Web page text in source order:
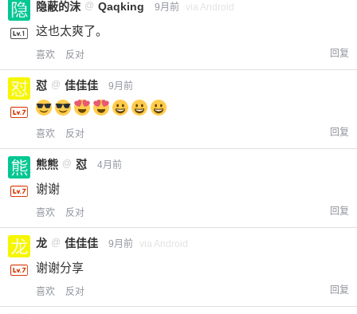
给-熊本熊-打赏
20 元
隐蔽的沫 @ Qaqking 9月前 via Android
这也太爽了。
喜欢 反对 回复
怼 @ 佳佳佳 9月前
喜欢 反对 回复
熊熊 @ 怼 4月前
谢谢
喜欢 反对 回复
龙 @ 佳佳佳 9月前 via Android
谢谢分享
喜欢 反对 回复
6位以上
忘记密码？